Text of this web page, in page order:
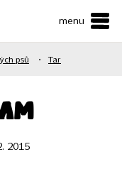
menu
psů • Tar
2015